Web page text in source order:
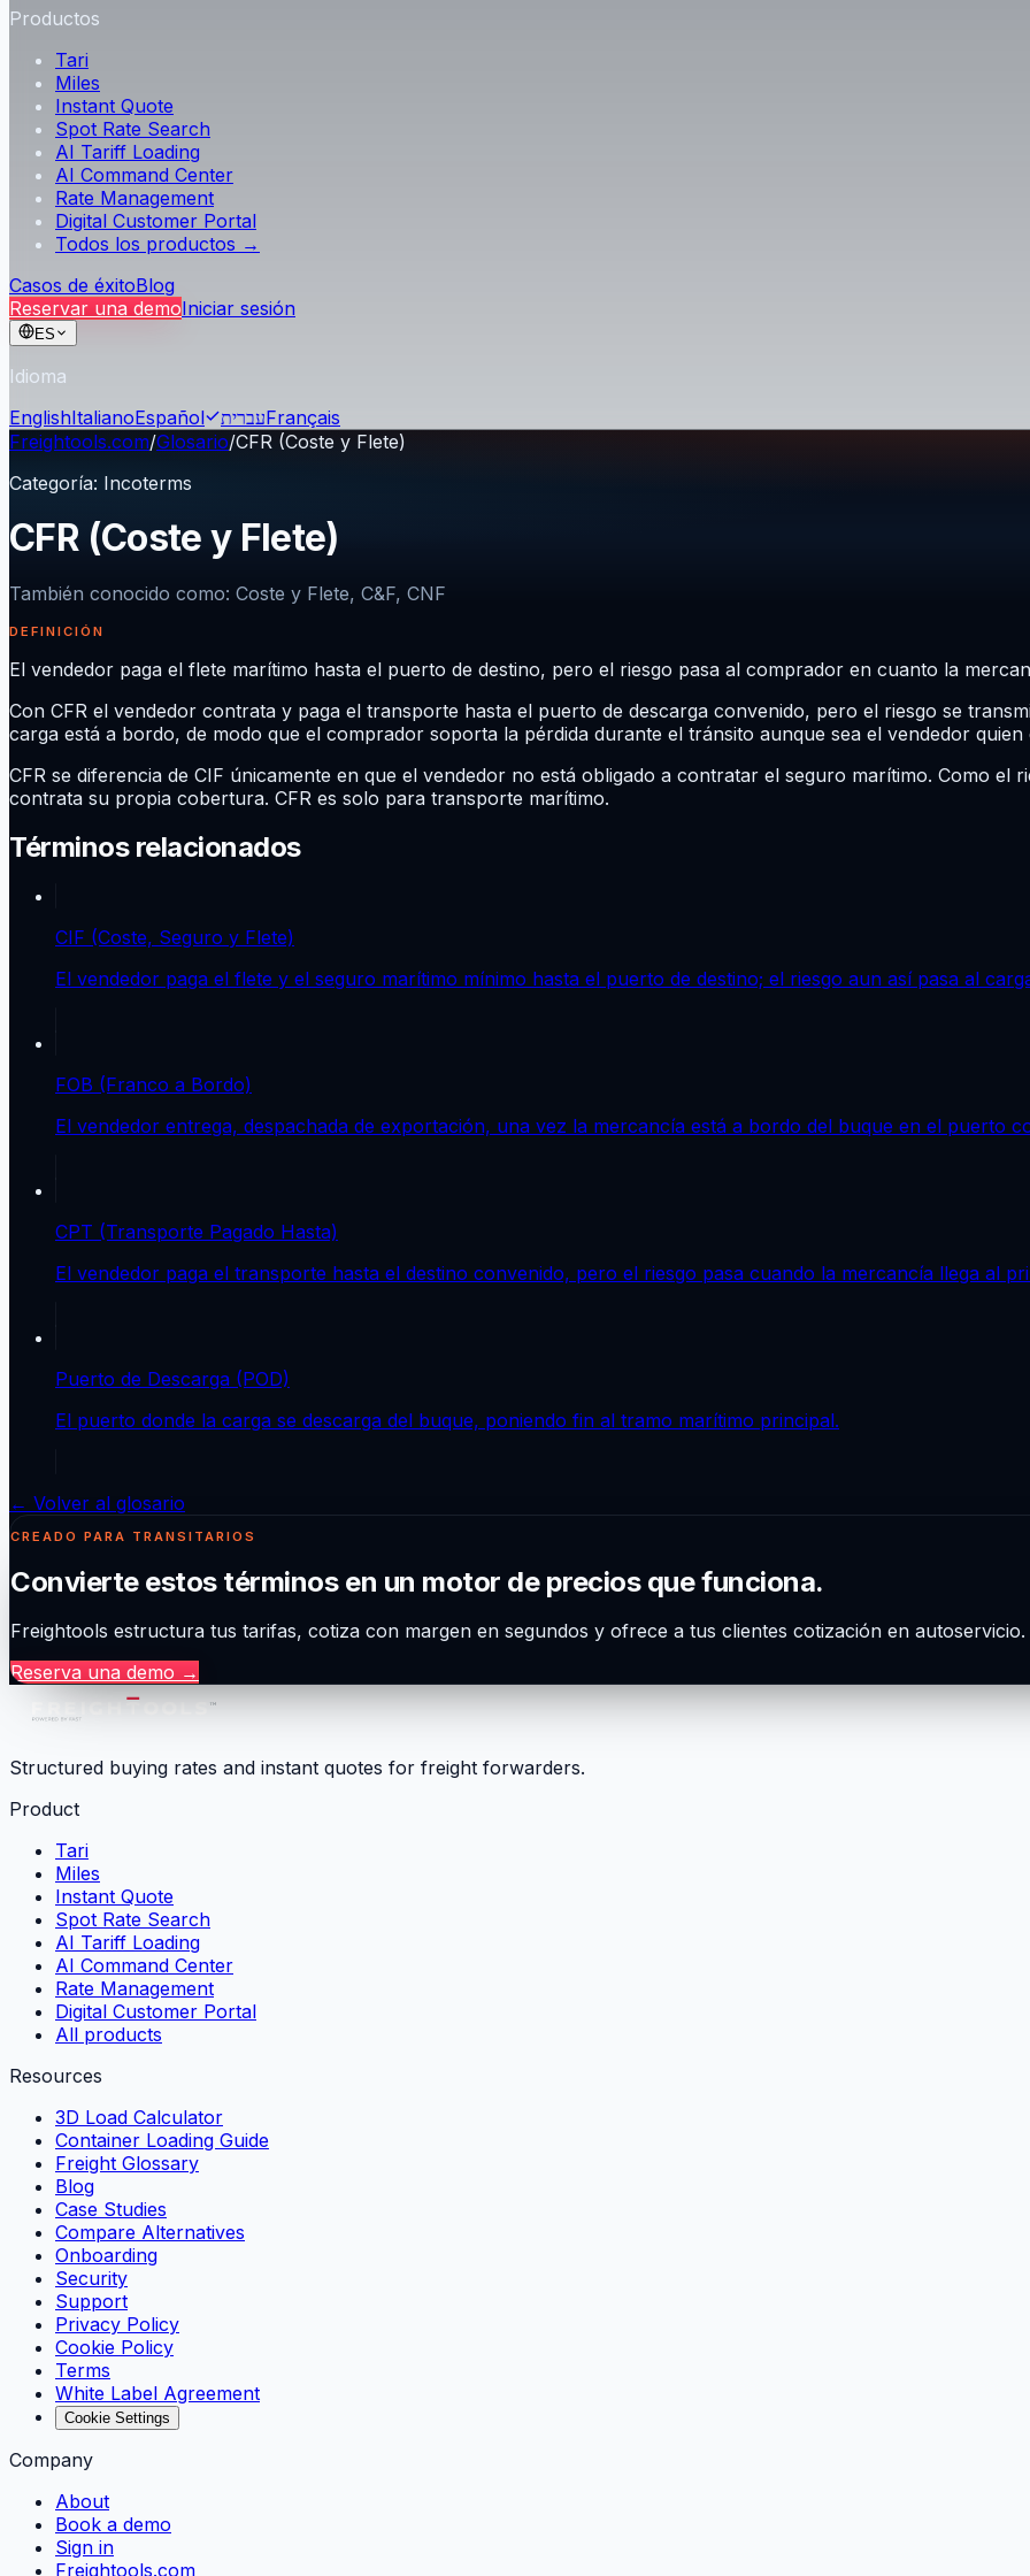
Productos
Tari
Miles
Instant Quote
Spot Rate Search
AI Tariff Loading
AI Command Center
Rate Management
Digital Customer Portal
Todos los productos →
Casos de éxitoBlog
Reservar una demoIniciar sesión
ES
Idioma
EnglishItalianoEspañol עבריתFrançais
Freightools.com/Glosario/CFR (Coste y Flete)
Categoría: Incoterms
CFR (Coste y Flete)
También conocido como: Coste y Flete, C&F, CNF
DEFINICIÓN
El vendedor paga el flete marítimo hasta el puerto de destino, pero el riesgo pasa al comprador en cuanto la
Con CFR el vendedor contrata y paga el transporte hasta el puerto de descarga convenido, pero el riesgo se
carga está a bordo, de modo que el comprador soporta la pérdida durante el tránsito aunque sea el vendedor
CFR se diferencia de CIF únicamente en que el vendedor no está obligado a contratar el seguro marítimo. Como el
contrata su propia cobertura. CFR es solo para transporte marítimo.
Términos relacionados
CIF (Coste, Seguro y Flete)
El vendedor paga el flete y el seguro marítimo mínimo hasta el puerto de destino; el riesgo aun así pasa al
FOB (Franco a Bordo)
El vendedor entrega, despachada de exportación, una vez la mercancía está a bordo del buque en el puerto
CPT (Transporte Pagado Hasta)
El vendedor paga el transporte hasta el destino convenido, pero el riesgo pasa cuando la mercancía llega al
Puerto de Descarga (POD)
El puerto donde la carga se descarga del buque, poniendo fin al tramo marítimo principal.
← Volver al glosario
CREADO PARA TRANSITARIOS
Convierte estos términos en un motor de precios que funciona.
Freightools estructura tus tarifas, cotiza con margen en segundos y ofrece a tus clientes cotización en
Reserva una demo →
Structured buying rates and instant quotes for freight forwarders.
Product
Tari
Miles
Instant Quote
Spot Rate Search
AI Tariff Loading
AI Command Center
Rate Management
Digital Customer Portal
All products
Resources
3D Load Calculator
Container Loading Guide
Freight Glossary
Blog
Case Studies
Compare Alternatives
Onboarding
Security
Support
Privacy Policy
Cookie Policy
Terms
White Label Agreement
Cookie Settings
Company
About
Book a demo
Sign in
Freightools.com